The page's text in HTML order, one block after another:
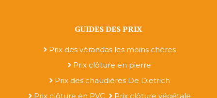
GUIDES DES PRIX
Prix des vérandas les moins chères
Prix clôture en pierre
Prix des chaudières De Dietrich
Prix clôture en PVC
Prix clôture végétale